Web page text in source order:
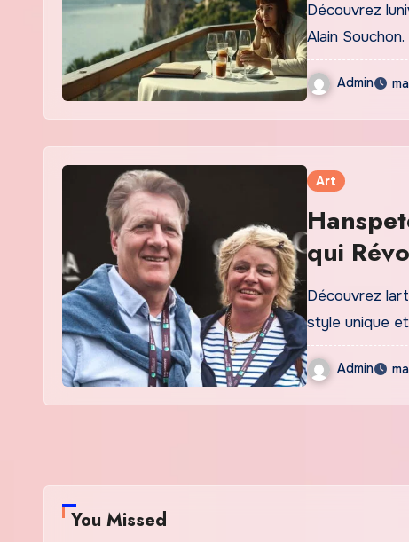
Découvrez
Alain
Admin
Art
qui
Découvrez
style unique
Admin
You Missed